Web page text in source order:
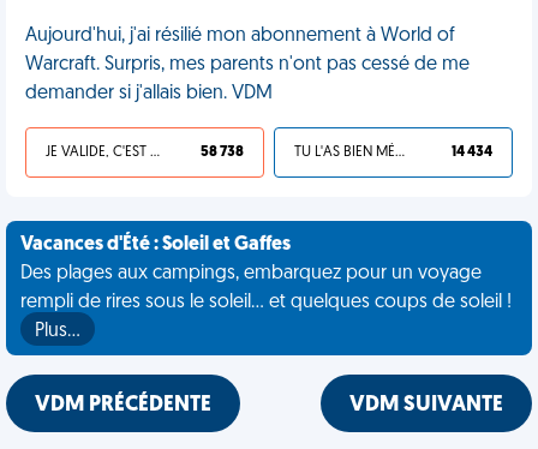
Aujourd'hui, j'ai résilié mon abonnement à World of
Warcraft. Surpris, mes parents n'ont pas cessé de me
demander si j'allais bien. VDM
JE VALIDE, C'EST UNE VDM 58 738 TU L'AS BIEN MÉRITÉ 14 434
Vacances d'Été : Soleil et Gaffes
Des plages aux campings, embarquez pour un voyage
rempli de rires sous le soleil... et quelques coups de soleil !
Plus…
VDM PRÉCÉDENTE VDM SUIVANTE